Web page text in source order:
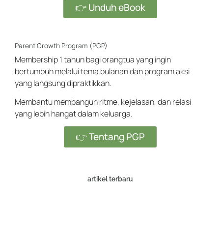
👉 Unduh eBook
Parent Growth Program (PGP)
Membership 1 tahun bagi orangtua yang ingin
bertumbuh melalui tema bulanan dan program aksi
yang langsung dipraktikkan.
Membantu membangun ritme, kejelasan, dan relasi
yang lebih hangat dalam keluarga.
👉 Tentang PGP
artikel terbaru